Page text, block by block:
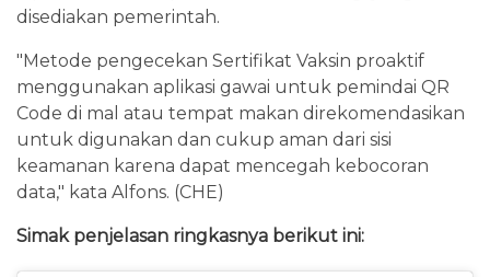
disediakan pemerintah.
"Metode pengecekan Sertifikat Vaksin proaktif
menggunakan aplikasi gawai untuk pemindai QR
Code di mal atau tempat makan direkomendasikan
untuk digunakan dan cukup aman dari sisi
keamanan karena dapat mencegah kebocoran
data," kata Alfons. (CHE)
Simak penjelasan ringkasnya berikut ini: